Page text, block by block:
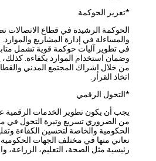
*تعزيز الحوكمة
الحوكمة الرشيدة في قطاع الاتصالات تضمن
والمساءلة في إدارة المشاريع والموارد. نأمل
في تطوير آليات حوكمة قوية تشمل متابعة
وضمان استخدام الموارد بكفاءة. كذلك، يجب أن
من خلال إشراك المجتمع المدني والقطاع
اتخاذ القرار.
*التحول الرقمي
يجب أن يكون تطوير الخدمات الرقمية على
من الضروري تسريع وتيرة التحول في مختلف
الحكومية والخاصة لتحسين الكفاءة وتقليل
نعاني منها في مختلف الجهات الحكومية.
رئيسية مثل الصحة، التعليم، الزراعة،